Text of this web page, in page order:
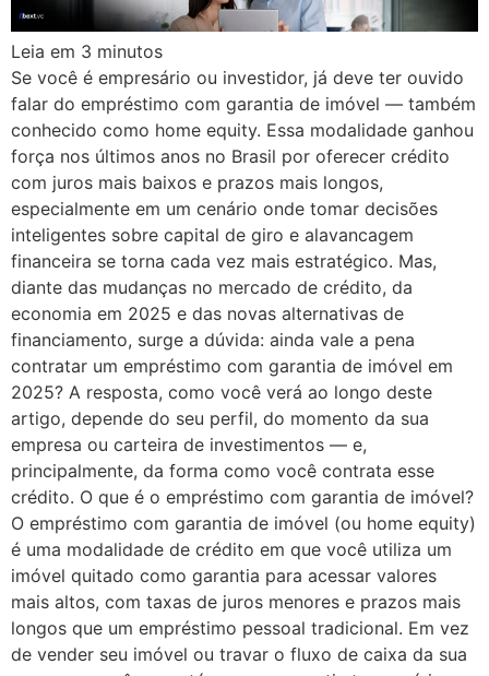
Leia em 3 minutos
Se você é empresário ou investidor, já deve ter ouvido
falar do empréstimo com garantia de imóvel — também
conhecido como home equity. Essa modalidade ganhou
força nos últimos anos no Brasil por oferecer crédito
com juros mais baixos e prazos mais longos,
especialmente em um cenário onde tomar decisões
inteligentes sobre capital de giro e alavancagem
financeira se torna cada vez mais estratégico. Mas,
diante das mudanças no mercado de crédito, da
economia em 2025 e das novas alternativas de
financiamento, surge a dúvida: ainda vale a pena
contratar um empréstimo com garantia de imóvel em
2025? A resposta, como você verá ao longo deste
artigo, depende do seu perfil, do momento da sua
empresa ou carteira de investimentos — e,
principalmente, da forma como você contrata esse
crédito. O que é o empréstimo com garantia de imóvel?
O empréstimo com garantia de imóvel (ou home equity)
é uma modalidade de crédito em que você utiliza um
imóvel quitado como garantia para acessar valores
mais altos, com taxas de juros menores e prazos mais
longos que um empréstimo pessoal tradicional. Em vez
de vender seu imóvel ou travar o fluxo de caixa da sua